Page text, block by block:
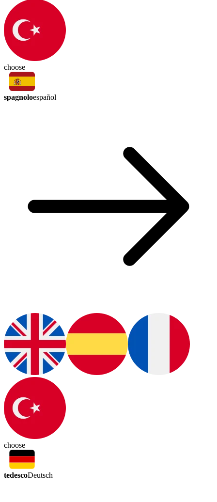
choose
spagnoloespañol
choose
tedescoDeutsch